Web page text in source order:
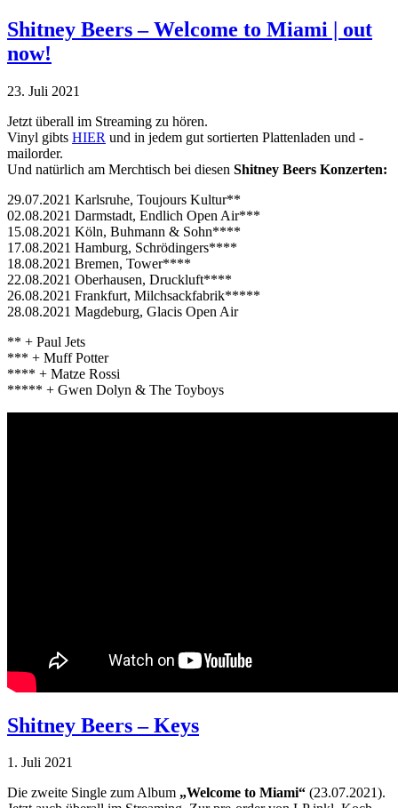
Shitney Beers – Welcome to Miami | out
now!
23. Juli 2021
Jetzt überall im Streaming zu hören.
Vinyl gibts HIER und in jedem gut sortierten Plattenladen und -
mailorder.
Und natürlich am Merchtisch bei diesen Shitney Beers Konzerten:
29.07.2021 Karlsruhe, Toujours Kultur**
02.08.2021 Darmstadt, Endlich Open Air***
15.08.2021 Köln, Buhmann & Sohn****
17.08.2021 Hamburg, Schrödingers****
18.08.2021 Bremen, Tower****
22.08.2021 Oberhausen, Druckluft****
26.08.2021 Frankfurt, Milchsackfabrik*****
28.08.2021 Magdeburg, Glacis Open Air
** + Paul Jets
*** + Muff Potter
**** + Matze Rossi
***** + Gwen Dolyn & The Toyboys
Shitney Beers – Keys
1. Juli 2021
Die zweite Single zum Album „Welcome to Miami“ (23.07.2021).